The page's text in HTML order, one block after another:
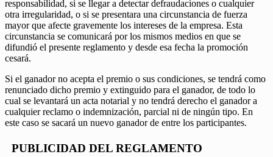
responsabilidad, si se llegar a detectar defraudaciones o cualquier
otra irregularidad, o si se presentara una circunstancia de fuerza
mayor que afecte gravemente los intereses de la empresa. Esta
circunstancia se comunicará por los mismos medios en que se
difundió el presente reglamento y desde esa fecha la promoción
cesará.
Si el ganador no acepta el premio o sus condiciones, se tendrá como
renunciado dicho premio y extinguido para el ganador, de todo lo
cual se levantará un acta notarial y no tendrá derecho el ganador a
cualquier reclamo o indemnización, parcial ni de ningún tipo. En
este caso se sacará un nuevo ganador de entre los participantes.
PUBLICIDAD DEL REGLAMENTO